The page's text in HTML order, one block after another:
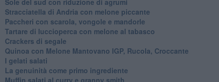
Stracciatella di Andria con melone piccante
Paccheri con scarola, vongole e mandorle
Tartare di luccioperca con melone al tabasco
Crackers di segale
Quinoa con Melone Mantovano IGP, Rucola, Croccante
I gelati salati
La genuinità come primo ingrediente
Muffin salati al curry e granny smith